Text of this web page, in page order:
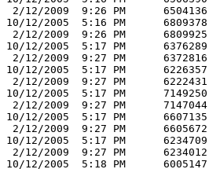
2/12/2009  9:26 PM      6504136
10/12/2005  5:16 PM      6809378
2/12/2009  9:26 PM      6809925
10/12/2005  5:17 PM      6376289
2/12/2009  9:27 PM      6372816
10/12/2005  5:17 PM      6226357
2/12/2009  9:27 PM      6222431
10/12/2005  5:17 PM      7149250
2/12/2009  9:27 PM      7147044
10/12/2005  5:17 PM      6607135
2/12/2009  9:27 PM      6605672
10/12/2005  5:17 PM      6234709
2/12/2009  9:27 PM      6234012
10/12/2005  5:18 PM      6005147